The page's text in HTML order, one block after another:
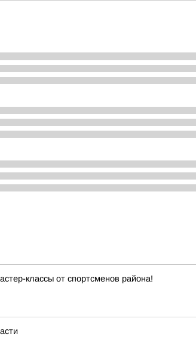
классы от спортсменов района!